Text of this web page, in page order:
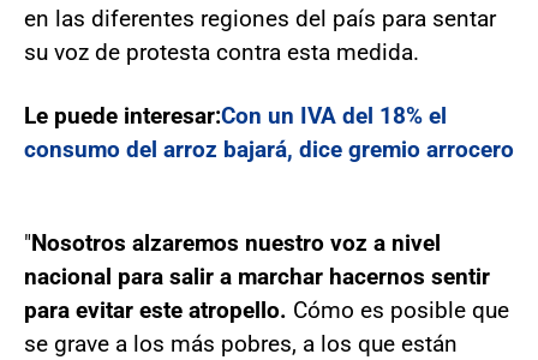
en las diferentes regiones del país para sentar
su voz de protesta contra esta medida.
Le puede interesar:Con un IVA del 18% el
consumo del arroz bajará, dice gremio arrocero
"Nosotros alzaremos nuestro voz a nivel
nacional para salir a marchar hacernos sentir
para evitar este atropello. Cómo es posible que
se grave a los más pobres, a los que están